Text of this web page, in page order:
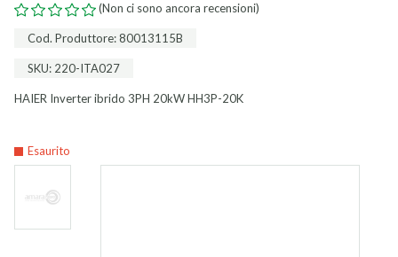
(Non ci sono ancora recensioni)
Cod. Produttore: 80013115B
SKU: 220-ITA027
HAIER Inverter ibrido 3PH 20kW HH3P-20K
Esaurito